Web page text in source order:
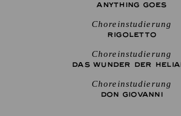
ANYTHING GOES
Choreinstudierung
RIGO­LETTO
Choreinstudierung
DAS WUNDER DER
Choreinstudierung
DON GIO­VANNI